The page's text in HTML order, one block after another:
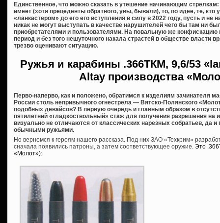
Единственное, что можно сказать в утешение начинающим
имеет (хотя прецеденты обратного, увы, бывали), то, по идее, те, кто
«ланкастером» до его его вступления в силу в 2022 году, пусть и не
никак не могут выступать в качестве нарушителей чего бы там ни
приобретателями и пользователями. На повальную же конфискацию
период и без того нешуточного накала страстей в обществе власти
трезво оценивают ситуацию.
Ружья и карабины .366ТКМ, 9,6/53
Altay производства
Перво-наперво, как и положено, обратимся к изделиям зачинателя
России столь непривычного огнестрела — Вятско-Полянского
подобных девайсов? В первую очередь и главным образом в
пятилетний «гладкоствольный» стаж для получения разрешения на
визуально не отличаются от классических нарезных собратьев, да
обычными ружьями.
Но вернемся к героям нашего рассказа. Под них ЗАО «Техкрим»
сначала появились патроны, а затем соответствующее оружие. Это
«Молот»):